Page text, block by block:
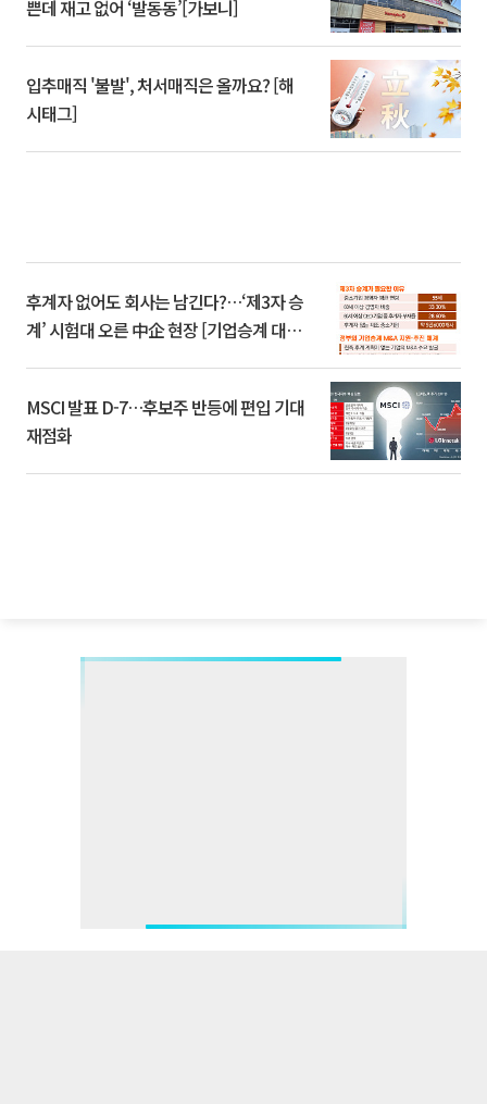
쁜데 재고 없어 ‘발동동’[가보니]
입추매직 '불발', 처서매직은 올까요? [해
시태그]
후계자 없어도 회사는 남긴다?…‘제3자 승
계’ 시험대 오른 中企 현장 [기업승계 대전
MSCI 발표 D-7…후보주 반등에 편입 기대
재점화